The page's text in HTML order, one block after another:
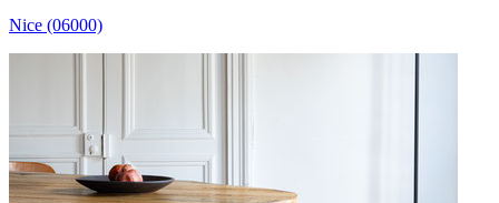
Nice (06000)